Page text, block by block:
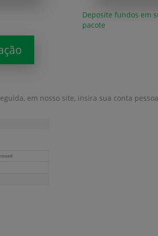
Deposite fundos em
pacote
em nosso site, insira sua conta